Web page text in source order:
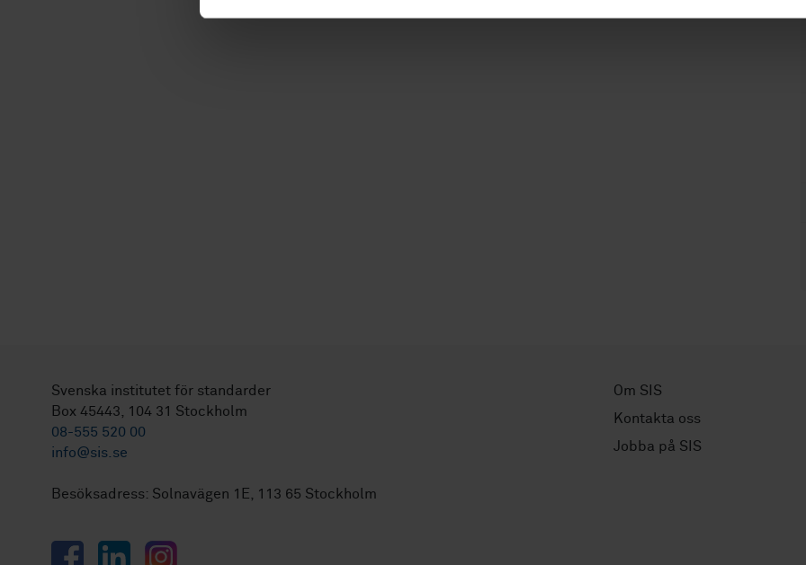
s
Svenska institutet för standarder
Box 45443, 104 31 Stockholm
08-555 520 00
info@sis.se
Besöksadress: Solnavägen 1E, 113 65 Stockholm
FacebookLinkedInInstagram
Om SIS
Kontakta oss
Jobba på SIS